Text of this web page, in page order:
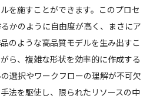
を施すことができます。このプロセ
かのように自由度が高く、まさにア
のような高品質モデルを生み出すこ
ら、複雑な形状を効率的に作成する
選択やワークフローの理解が不可欠
法を駆使し、限られたリソースの中